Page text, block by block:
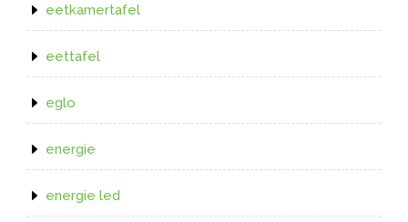
eetkamertafel
eettafel
eglo
energie
energie led